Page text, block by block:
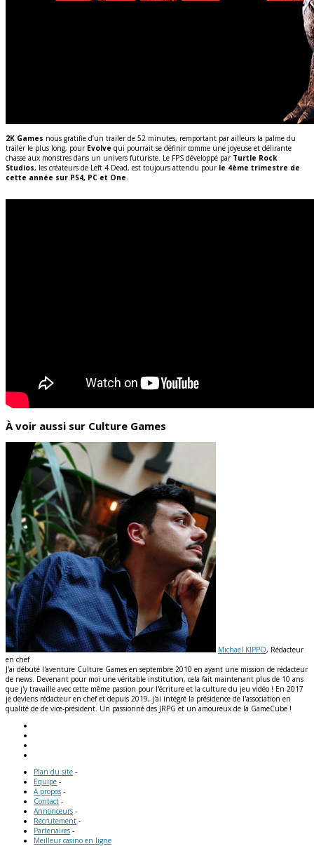
2K Games nous gratifie d’un trailer de 52 minutes, remportant par ailleurs la palme du
trailer le plus long, pour Evolve qui pourrait se définir comme une joyeuse et délirante
chasse aux monstres dans un univers futuriste. Le FPS développé par Turtle Rock
Studios, les créateurs de Left 4 Dead, est toujours attendu pour le 4ème trimestre de
cette année sur PS4, PC et One.
À voir aussi sur Culture Games
Michaël KIPPO, Rédacteur
en chef
J'ai débuté l'aventure Culture Games en septembre 2010 en ayant une mission de rédacteur
de news. Devenant pour moi une véritable institution, cela fait maintenant plus de 10 ans
que j'y travaille avec cette même passion pour l'écriture et la culture du jeu vidéo ! En 2017
je deviens rédacteur en chef et depuis 2019, j'ai intégré la présidence de l'association en
qualité de de vice-président. Un passionné des JRPG et un amoureux de la GameCube !
Plan du site -
Equipe -
A propos -
Contact -
Annonceurs -
Recrutement -
Partenaires -
Meilleur casino en ligne